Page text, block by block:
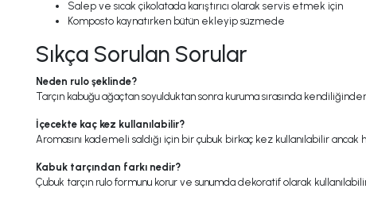
Salep ve sıcak çikolatada karıştırıcı olarak servis etmek için
Komposto kaynatırken bütün ekleyip süzmede
Sıkça Sorulan Sorular
Neden rulo şeklinde?
Tarçın kabuğu ağaçtan soyulduktan sonra kuruma sırasında
İçecekte kaç kez kullanılabilir?
Aromasını kademeli saldığı için bir çubuk birkaç kez kullanılabilir
Kabuk tarçından farkı nedir?
Çubuk tarçın rulo formunu korur ve sunumda dekoratif olarak